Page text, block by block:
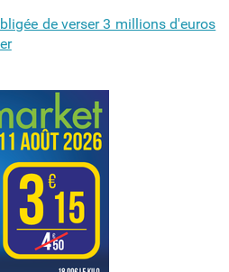
de verser 3 millions d'euros